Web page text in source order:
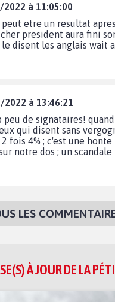
2022 à 11:05:00
peut etre un resultat
president aura fini
disent les anglais wait
à 13:46:21
de signataires!
qui disent sans
fois 4% ; c'est une honte
notre dos ; un scandale
LES
À JOUR DE LA